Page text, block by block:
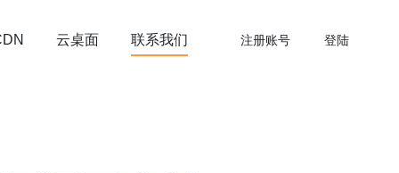
云桌面 联系我们 注册账号 登陆